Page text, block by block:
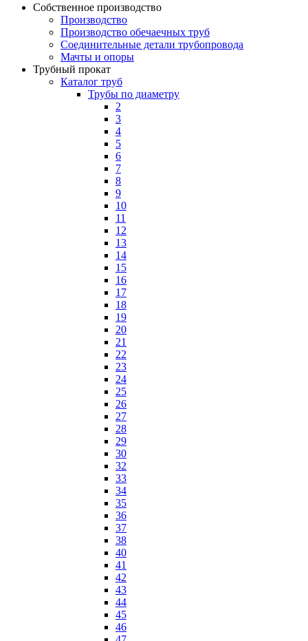
Собственное производство
Производство
Производство обечаечных труб
Соединительные детали трубопровода
Мачты и опоры
Трубный прокат
Каталог труб
Трубы по диаметру
2
3
4
5
6
7
8
9
10
11
12
13
14
15
16
17
18
19
20
21
22
23
24
25
26
27
28
29
30
32
33
34
35
36
37
38
40
41
42
43
44
45
46